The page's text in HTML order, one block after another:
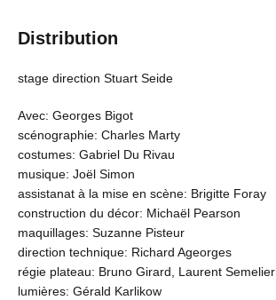
Distribution
stage direction Stuart Seide
Avec: Georges Bigot
scénographie: Charles Marty
costumes: Gabriel Du Rivau
musique: Joël Simon
assistanat à la mise en scène: Brigitte Foray
construction du décor: Michaël Pearson
maquillages: Suzanne Pisteur
direction technique: Richard Ageorges
régie plateau: Bruno Girard, Laurent Semelier
lumières: Gérald Karlikow